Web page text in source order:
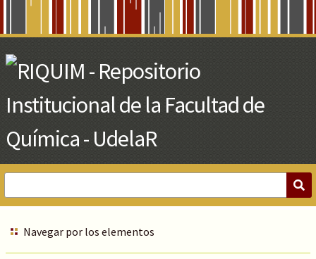
Main
Content
Navegar por los elementos